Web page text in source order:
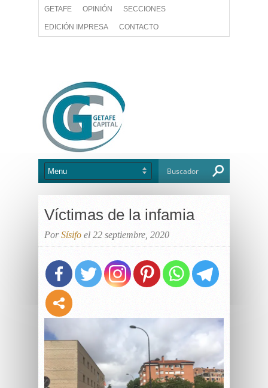
GETAFE OPINIÓN SECCIONES
EDICIÓN IMPRESA CONTACTO
Víctimas de la infamia
PorSísifo el 22 septiembre, 2020